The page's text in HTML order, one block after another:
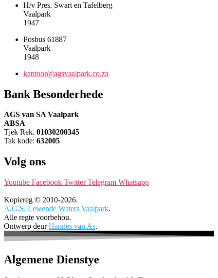
H/v Pres. Swart en Tafelberg
Vaalpark
1947
Posbus 61887
Vaalpark
1948
kantoor@agsvaalpark.co.za
Bank Besonderhede
AGS van SA Vaalpark
ABSA
Tjek Rek. 01030200345
Tak kode: 632005
Volg ons
Youtube Facebook Twitter Telegram Whatsapp
Kopiereg © 2010-2026.
A.G.S. Lewende Waters Vaalpark.
Alle regte voorbehou.
Ontwerp deurHannes van As.
Algemene Dienstye